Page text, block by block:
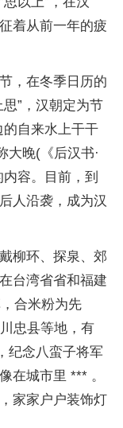
着从前一年的疲
，在冬季日历的
”，汉朝定为节
的自来水上干干
大晚(《后汉书·
容。目前，到
人沿袭，成为汉
柳环、探泉、郊
台湾省省和福建
合米粉为先
忠县等地，有
纪念八蛮子将军
在城市里 *** 。
家家户户装饰灯